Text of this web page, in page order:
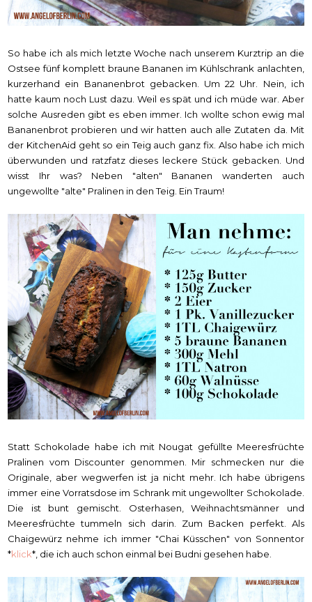
So habe ich als mich letzte Woche nach unserem Kurztrip an die
Ostsee fünf komplett braune Bananen im Kühlschrank anlachten,
kurzerhand ein Bananenbrot gebacken. Um 22 Uhr. Nein, ich
hatte kaum noch Lust dazu. Weil es spät und ich müde war. Aber
solche Ausreden gibt es eben immer. Ich wollte schon ewig mal
Bananenbrot probieren und wir hatten auch alle Zutaten da. Mit
der KitchenAid geht so ein Teig auch ganz fix. Also habe ich mich
überwunden und ratzfatz dieses leckere Stück gebacken. Und
wisst Ihr was? Neben "alten" Bananen wanderten auch
ungewollte "alte" Pralinen in den Teig. Ein Traum!
Statt Schokolade habe ich mit Nougat gefüllte Meeresfrüchte
Pralinen vom Discounter genommen. Mir schmecken nur die
Originale, aber wegwerfen ist ja nicht mehr. Ich habe übrigens
immer eine Vorratsdose im Schrank mit ungewollter Schokolade.
Die ist bunt gemischt. Osterhasen, Weihnachtsmänner und
Meeresfrüchte tummeln sich darin. Zum Backen perfekt. Als
Chaigewürz nehme ich immer "Chai Küsschen" von Sonnentor
*klick*, die ich auch schon einmal bei Budni gesehen habe.